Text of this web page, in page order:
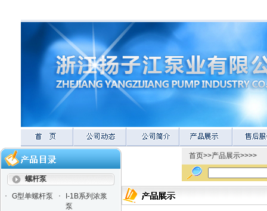
螺杆泵
·
G型单螺杆泵 ·
I-1B系列浓浆
泵
首页>>产品展示>>>>